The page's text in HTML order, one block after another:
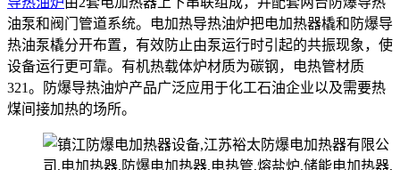
油泵和阀门管道系统。电加热导热油炉把电加热器橇和防爆导
热油泵橇分开布置，有效防止由泵运行时引起的共振现象，使
设备运行更可靠。有机热载体炉材质为碳钢，电热管材质
321。防爆导热油炉产品广泛应用于化工石油企业以及需要热
煤间接加热的场所。